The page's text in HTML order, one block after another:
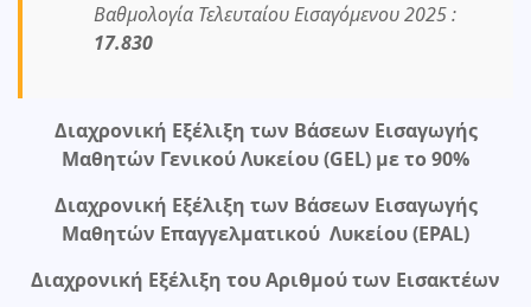
Βαθμολογία Τελευταίου Εισαγόμενου 2025 :
17.830
Διαχρονική Εξέλιξη των Βάσεων Εισαγωγής
Μαθητών Γενικού Λυκείου (GEL) με το 90%
Διαχρονική Εξέλιξη των Βάσεων Εισαγωγής
Μαθητών Επαγγελματικού Λυκείου (EPAL)
Διαχρονική Εξέλιξη του Αριθμού των Εισακτέων